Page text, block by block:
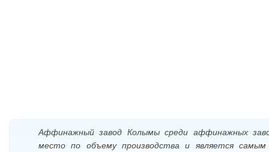
Аффинажный завод Колымы среди аффинажных
место по объему производства и является самым